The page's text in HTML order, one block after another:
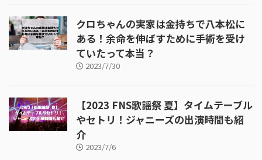
クロちゃんの実家は金持ちで八本松に
ある！余命を伸ばすために手術を受け
ていたって本当？
2023/7/30
【2023 FNS歌謡祭 夏】タイムテーブル
やセトリ！ジャニーズの出演時間も紹
介
2023/7/6